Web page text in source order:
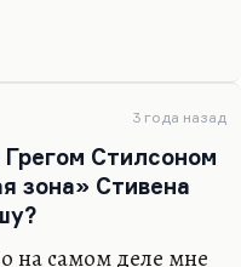
не из-за пореза
У
и он просто не
приступы в
Я бы
Но тут вообще
Базаровым — просто
3 года назад
Стилсоном
зона» Стивена
на самом деле мне